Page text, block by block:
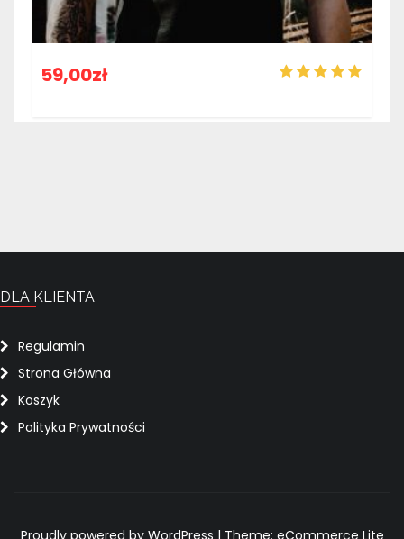
59,00zł
DLA KLIENTA
Regulamin
Strona Główna
Koszyk
Polityka Prywatności